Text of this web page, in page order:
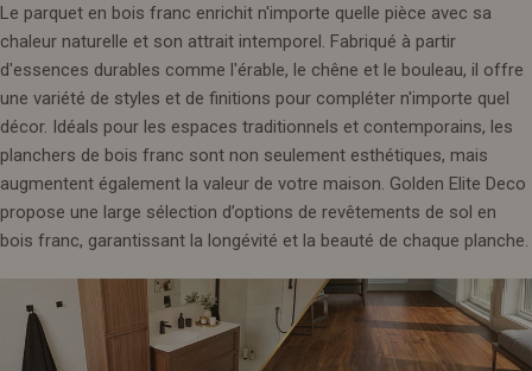
Le parquet en bois franc enrichit n'importe quelle pièce avec sa
chaleur naturelle et son attrait intemporel. Fabriqué à partir
d'essences durables comme l'érable, le chêne et le bouleau, il offre
une variété de styles et de finitions pour compléter n'importe quel
décor. Idéals pour les espaces traditionnels et contemporains, les
planchers de bois franc sont non seulement esthétiques, mais
augmentent également la valeur de votre maison. Golden Elite Deco
propose une large sélection d’options de revêtements de sol en
bois franc, garantissant la longévité et la beauté de chaque planche.